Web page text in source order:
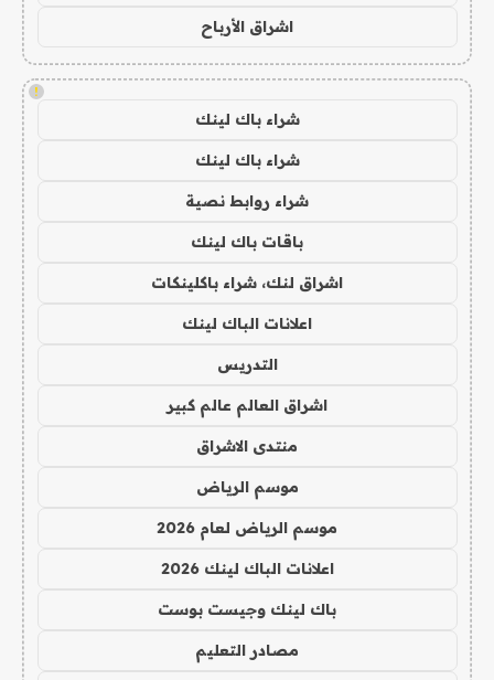
اشراق الأرباح
!
شراء باك لينك
شراء باك لينك
شراء روابط نصية
باقات باك لينك
اشراق لنك، شراء باكلينكات
اعلانات الباك لينك
التدريس
اشراق العالم عالم كبير
منتدى الاشراق
موسم الرياض
موسم الرياض لعام 2026
اعلانات الباك لينك 2026
باك لينك وجيست بوست
مصادر التعليم